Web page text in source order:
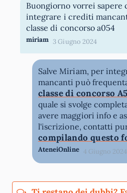
Buongiorno vorrei sapere
integrare i crediti
classe di concorso a054
miriam 3 Giugno 2024
Salve Miriam, per
mancanti può
classe di concorso
quale si svolge
avere maggiori info e
l'iscrizione, contatti
compilando questo
AteneiOnline 4 Giugno 2024